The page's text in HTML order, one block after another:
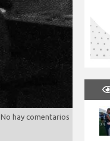
No hay comentarios